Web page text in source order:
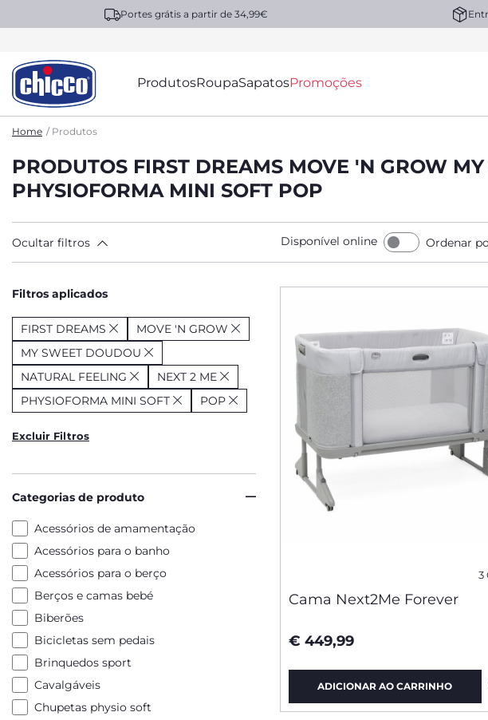
Portes grátis a partir de 34,99€
ProdutosRoupaSapatosPromoções
Home Produtos
PRODUTOS FIRST DREAMS MOVE 'N GROW
PHYSIOFORMA MINI SOFT POP
Ocultar filtros Disponível online Ordenar
Filtros aplicados
FIRST DREAMS
MOVE 'N GROW
MY SWEET DOUDOU
NATURAL FEELING
NEXT 2 ME
PHYSIOFORMA MINI SOFT
POP
Excluir Filtros
Categorias de produto
Acessórios de amamentação
Acessórios para o banho
Acessórios para o berço
Berços e camas bebé
Biberões
Bicicletas sem pedais
Brinquedos sport
Cavalgáveis
Chupetas physio soft
3
Cama Next2Me Forever
€ 449,99
ADICIONAR AO CARRINHO